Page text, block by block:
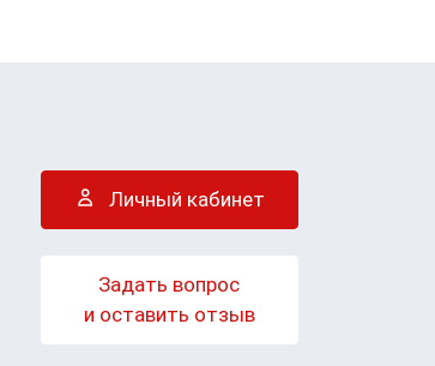
Личный кабинет
Задать вопрос
и оставить отзыв